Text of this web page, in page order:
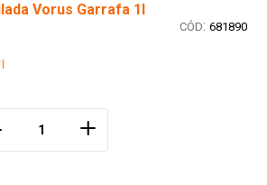
Vorus Garrafa 1l
: 681890
＋